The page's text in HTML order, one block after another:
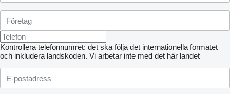
Kontrollera telefonnumret: det ska följa det internationella formatet
och inkludera landskoden. Vi arbetar inte med det här landet